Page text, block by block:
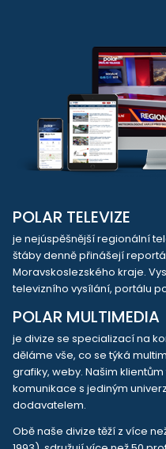
POLAR TELEVIZE
je nejúspěšnější regionální
štáby denně přinášejí
Moravskoslezského kraje.
televizního vysílání, portálu
POLAR MULTIMEDIA
je divize se specializací na
děláme vše, co se týká
grafiky, weby. Našim
komunikace s jediným
dodavatelem.
Obě naše divize těží z více